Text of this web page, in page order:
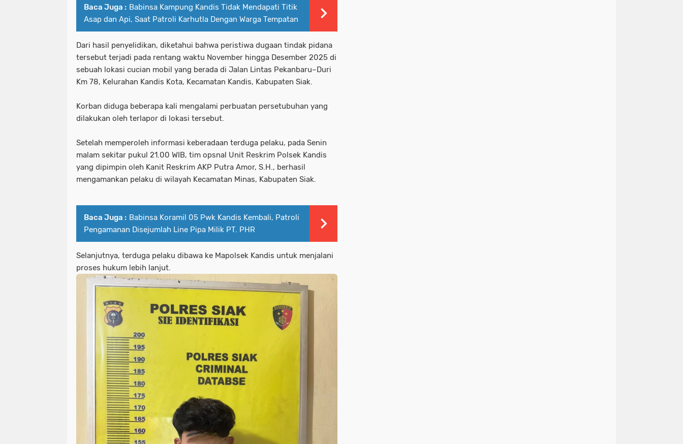
Baca Juga : Babinsa Kampung Kandis Tidak Mendapati Titik
Asap dan Api, Saat Patroli Karhutla Dengan Warga Tempatan
Dari hasil penyelidikan, diketahui bahwa peristiwa dugaan tindak pidana
tersebut terjadi pada rentang waktu November hingga Desember 2025 di
sebuah lokasi cucian mobil yang berada di Jalan Lintas Pekanbaru–Duri
Km 78, Kelurahan Kandis Kota, Kecamatan Kandis, Kabupaten Siak.
Korban diduga beberapa kali mengalami perbuatan persetubuhan yang
dilakukan oleh terlapor di lokasi tersebut.
Setelah memperoleh informasi keberadaan terduga pelaku, pada Senin
malam sekitar pukul 21.00 WIB, tim opsnal Unit Reskrim Polsek Kandis
yang dipimpin oleh Kanit Reskrim AKP Putra Amor, S.H., berhasil
mengamankan pelaku di wilayah Kecamatan Minas, Kabupaten Siak.
Baca Juga : Babinsa Koramil 05 Pwk Kandis Kembali, Patroli
Pengamanan Disejumlah Line Pipa Milik PT. PHR
Selanjutnya, terduga pelaku dibawa ke Mapolsek Kandis untuk menjalani
proses hukum lebih lanjut.